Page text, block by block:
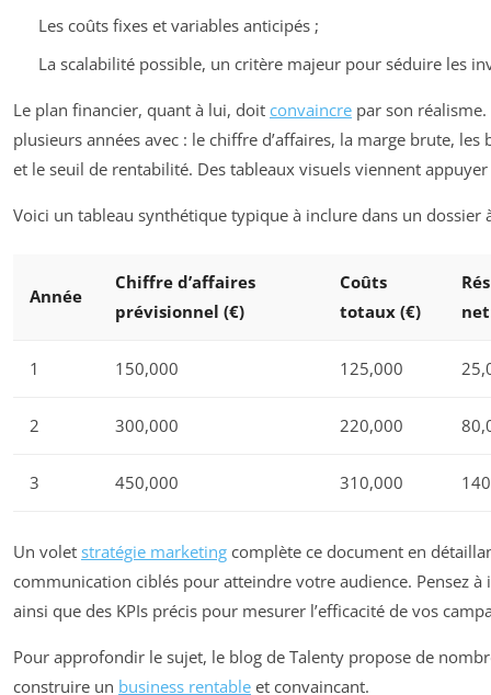
Les coûts fixes et variables anticipés ;
La scalabilité possible, un critère majeur pour séduire les
Le plan financier, quant à lui, doit convaincre par son
plusieurs années avec : le chiffre d’affaires, la marge brute,
et le seuil de rentabilité. Des tableaux visuels viennent appuyer
Voici un tableau synthétique typique à inclure dans un dossier
Année
Chiffre d’affaires
prévisionnel (€)
Coûts
totaux (€)
1 150,000 125,000
2 300,000 220,000
3 450,000 310,000
Un volet stratégie marketing complète ce document en
communication ciblés pour atteindre votre audience. Pensez
ainsi que des KPIs précis pour mesurer l’efficacité de vos
Pour approfondir le sujet, le blog de Talenty propose de
construire un business rentable et convaincant.